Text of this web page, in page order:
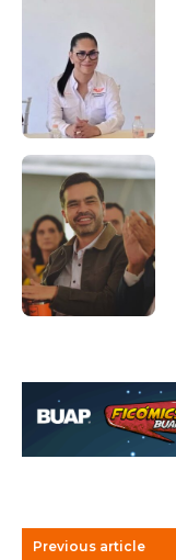
Previous article